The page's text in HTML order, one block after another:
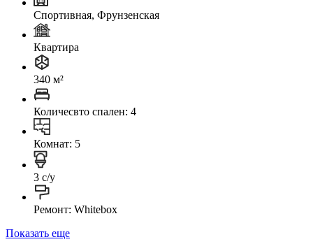
Спортивная, Фрунзенская
Квартира
340 м²
Количесвто спален: 4
Комнат: 5
3 с/у
Ремонт: Whitebox
Показать еще